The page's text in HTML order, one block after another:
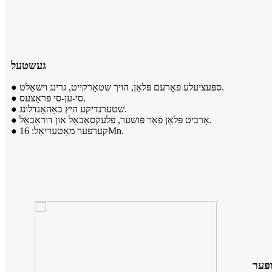
געשטעל
● ספּעציעלע פאָרעם פּלאַן, הויך שטאַרקייט, גרינג וישאַלט.
● סי-ען-סי פּראָצעס.
● שטערנדיקע היץ באַהאַנדלונג.
● אָרביט פּלאַן פֿאַר פּושער, פלעקסאַבאַל און דוראַבאַל.
● קערפער מאַטעריאַל: 16Mn.